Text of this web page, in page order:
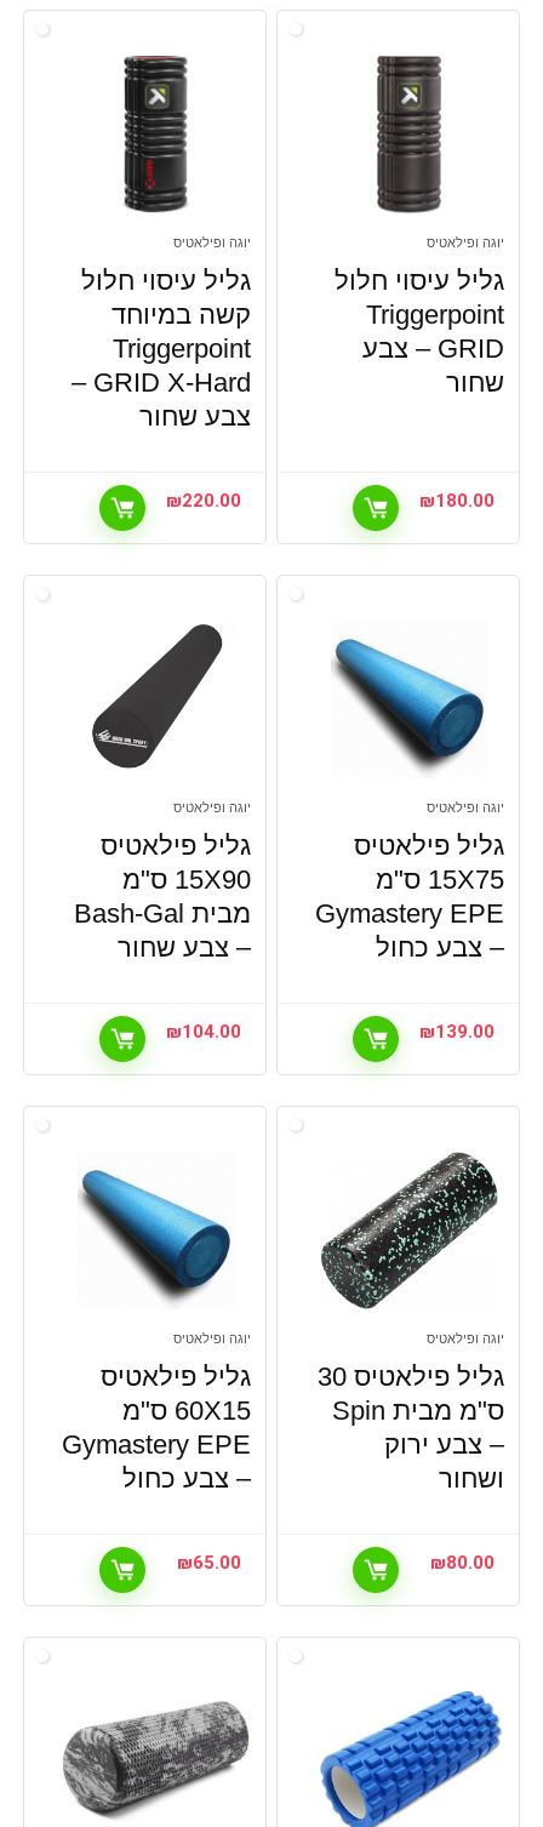
יוגה ופילאטיס
גליל עיסוי חלול
Triggerpoint
GRID – צבע
שחור
₪180.00
יוגה ופילאטיס
גליל עיסוי חלול
קשה במיוחד
Triggerpoint
GRID X-Hard –
צבע שחור
₪220.00
יוגה ופילאטיס
גליל פילאטיס
15X75 ס"מ
Gymastery EPE
– צבע כחול
₪139.00
יוגה ופילאטיס
גליל פילאטיס
15X90 ס"מ
מבית Bash-Gal
– צבע שחור
₪104.00
יוגה ופילאטיס
גליל פילאטיס 30
ס"מ מבית Spin
– צבע ירוק
ושחור
₪80.00
יוגה ופילאטיס
גליל פילאטיס
60X15 ס"מ
Gymastery EPE
– צבע כחול
₪65.00